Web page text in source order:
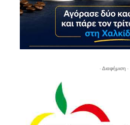
- Διαφήμιση -